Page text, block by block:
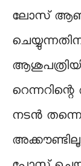
ലോസ്
നടൻ